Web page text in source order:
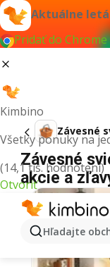
Aktuálne
Pridať do Chrome
Kimbino
Všetky ponuky na
(14,1 tis. hodnotení)
Otvoriť
Hľadajte
Závesné
Závesné
akcie a